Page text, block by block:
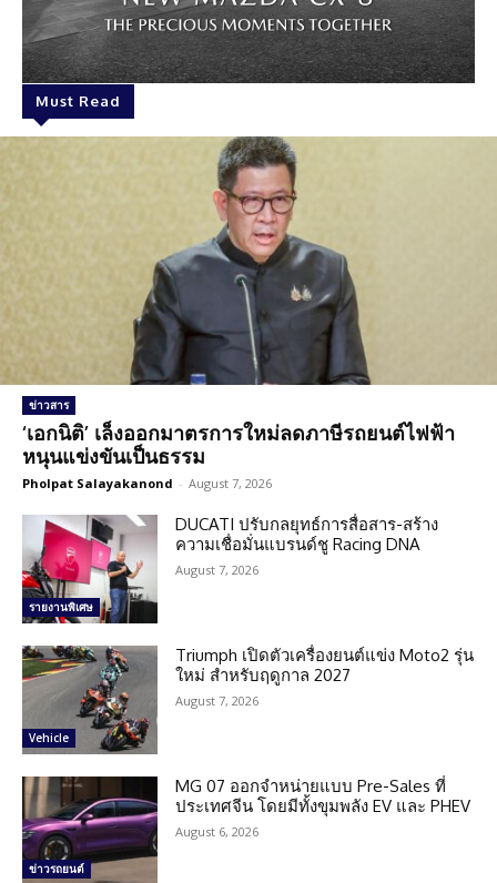
Must Read
ข่าวสาร
‘เอกนิติ’ เล็งออกมาตรการใหม่ลดภาษีรถยนต์ไฟฟ้า
หนุนแข่งขันเป็นธรรม
Pholpat Salayakanond - August 7, 2026
รายงานพิเศษ
DUCATI ปรับกลยุทธ์การสื่อสาร-สร้าง
ความเชื่อมั่นแบรนด์ชู Racing DNA
August 7, 2026
Vehicle
Triumph เปิดตัวเครื่องยนต์แข่ง Moto2 รุ่น
ใหม่ สำหรับฤดูกาล 2027
August 7, 2026
ข่าวรถยนต์
MG 07 ออกจำหน่ายแบบ Pre-Sales ที่
ประเทศจีน โดยมีทั้งขุมพลัง EV และ PHEV
August 6, 2026